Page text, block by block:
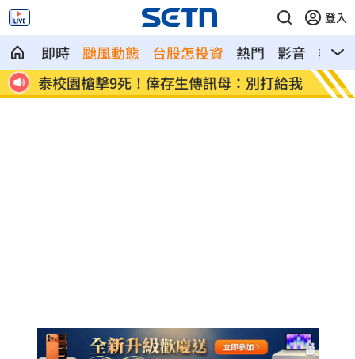
登入
即時 颱風動態 台股怎投資 熱門 影音
熱搜
打給我 鄭麗文喊台灣不是國家 他酸：可遷都重
慶